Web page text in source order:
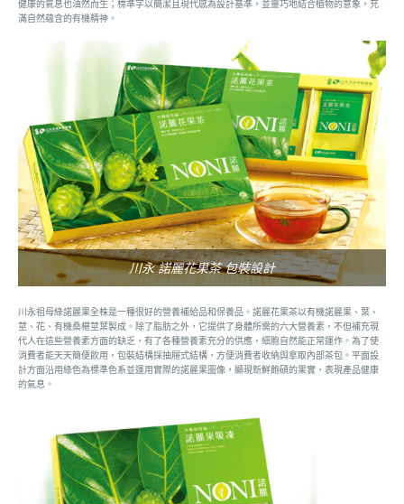
健康的氣息也油然而生；標準字以簡潔且現代感為設計基準，並靈巧地結合植物的意象，充
滿自然蘊含的有機精神。
川永 諾麗花果茶 包裝設計
川永祖母綠諾麗果全株是一種很好的營養補給品和保養品。諾麗花果茶以有機諾麗果、葉、
莖、花、有機桑椹莖葉製成。除了脂肪之外，它提供了身體所需的六大營養素，不但補充現
代人在這些營養素方面的缺乏，有了各種營養素充分的供應，細胞自然能正常運作。為了使
消費者能天天簡便飲用，包裝結構採抽屜式結構，方便消費者收納與拿取內部茶包。平面設
計方面沿用綠色為標準色系並運用實際的諾麗果圖像，顯現新鮮飽碩的果實，表現產品健康
的氣息。